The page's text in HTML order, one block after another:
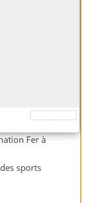
Fer à
sports